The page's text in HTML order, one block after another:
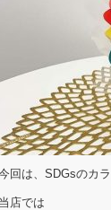
回は、SDGsのカ
当店では